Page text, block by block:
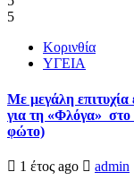
5
Κορινθία
ΥΓΕΙΑ
Με μεγάλη
για τη «Φλόγα» στο
φώτο)
1 έτος ago admin